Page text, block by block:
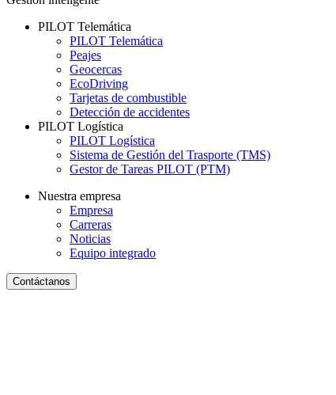
PILOT Telemática
PILOT Telemática
Peajes
Geocercas
EcoDriving
Tarjetas de combustible
Detección de accidentes
PILOT Logística
PILOT Logística
Sistema de Gestión del Trasporte (TMS)
Gestor de Tareas PILOT (PTM)
Nuestra empresa
Empresa
Carreras
Noticias
Equipo integrado
Contáctanos